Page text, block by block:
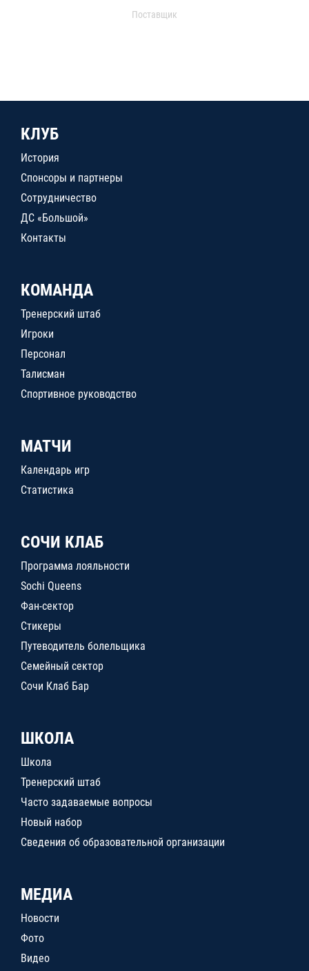
Поставщик
КЛУБ
История
Спонсоры и партнеры
Сотрудничество
ДС «Большой»
Контакты
КОМАНДА
Тренерский штаб
Игроки
Персонал
Талисман
Спортивное руководство
МАТЧИ
Календарь игр
Статистика
СОЧИ КЛАБ
Программа лояльности
Sochi Queens
Фан-сектор
Стикеры
Путеводитель болельщика
Семейный сектор
Сочи Клаб Бар
ШКОЛА
Школа
Тренерский штаб
Часто задаваемые вопросы
Новый набор
Сведения об образовательной организации
МЕДИА
Новости
Фото
Видео